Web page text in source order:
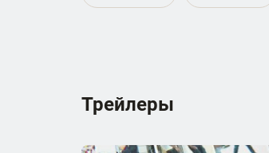
Трейлеры